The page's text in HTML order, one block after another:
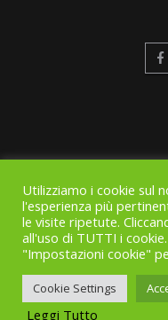
© Copyright 2019. All
Utilizziamo i cookie sul
l'esperienza più
le visite ripetute.
all'uso di TUTTI i
"Impostazioni cookie"
Cookie Settings
Leggi Tutto